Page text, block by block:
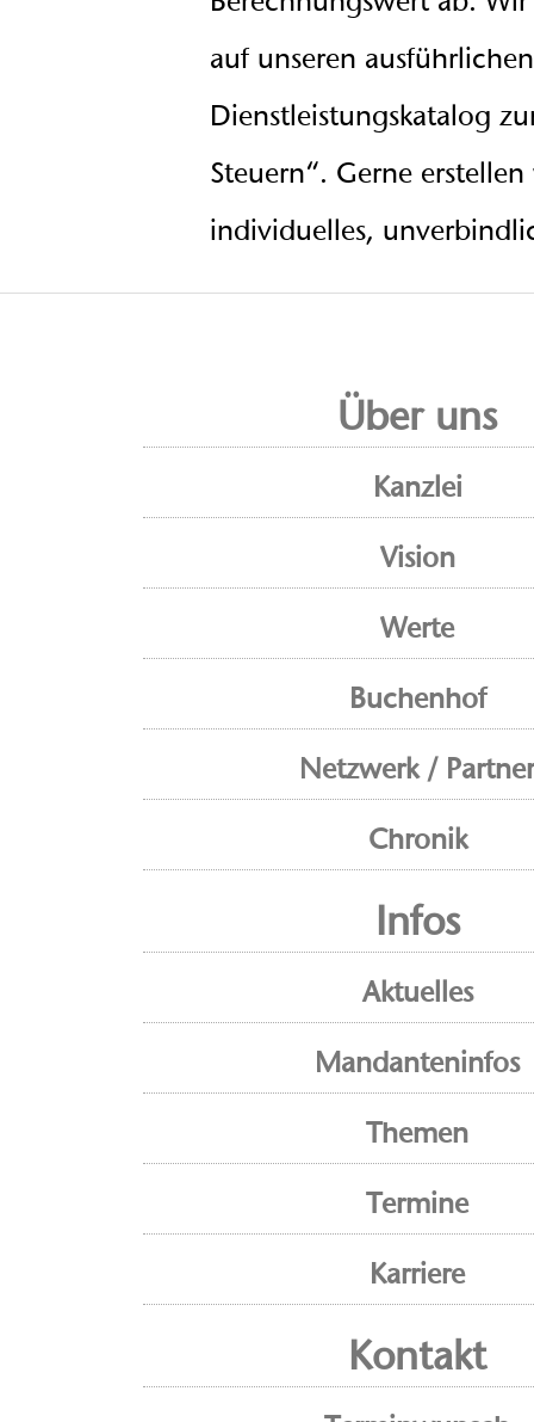
auf unseren ausführlichen
Dienstleistungskatalog
Steuern“. Gerne
individuelles,
Über uns
Kanzlei
Vision
Werte
Buchenhof
Netzwerk / Partner
Chronik
Infos
Aktuelles
Mandanteninfos
Themen
Termine
Karriere
Kontakt